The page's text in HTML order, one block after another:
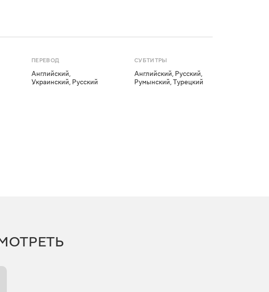
ПЕРЕВОД
Английский,
Украинский, Русский
СУБТИТРЫ
Английский, Русский,
Румынский,Турецкий